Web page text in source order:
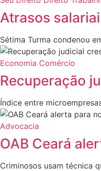
Atrasos
Sétima Turma condenou
Economia Comércio
Recuperação
Índice entre
Advocacia
OAB Ceará
Criminosos usam técnica